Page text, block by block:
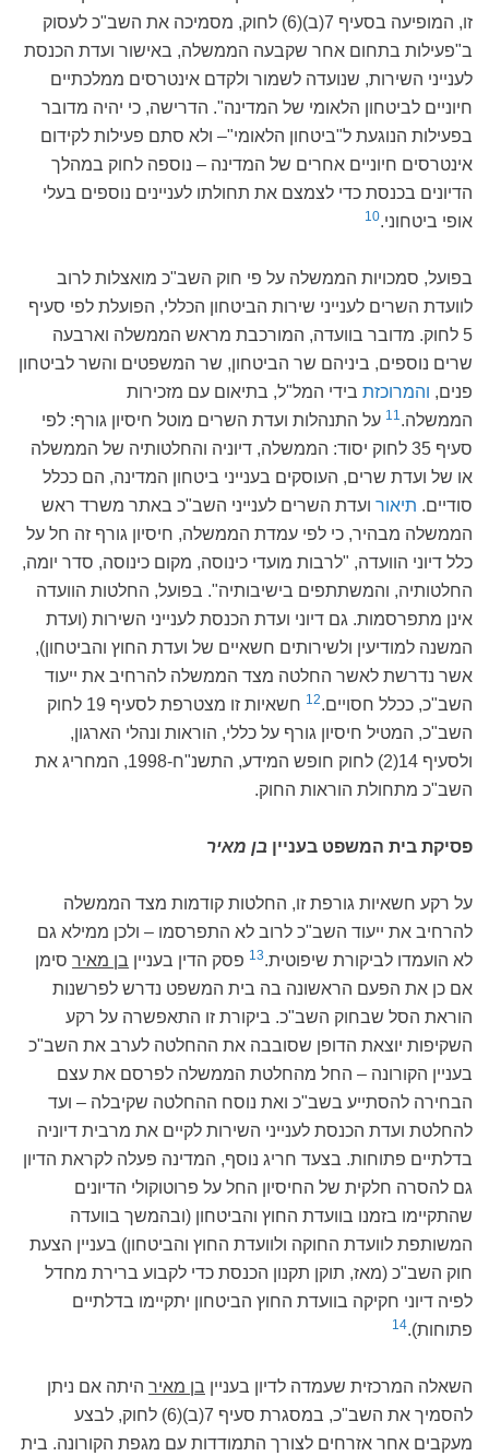
זו, המופיעה בסעיף 7(ב)(6) לחוק, מסמיכה את השב"כ לעסוק
ב"פעילות בתחום אחר שקבעה הממשלה, באישור ועדת הכנסת
לענייני השירות, שנועדה לשמור ולקדם אינטרסים ממלכתיים
חיוניים לביטחון הלאומי של המדינה". הדרישה, כי יהיה מדובר
בפעילות הנוגעת ל"ביטחון הלאומי"– ולא סתם פעילות לקידום
אינטרסים חיוניים אחרים של המדינה – נוספה לחוק במהלך
הדיונים בכנסת כדי לצמצם את תחולתו לעניינים נוספים בעלי
אופי ביטחוני.10
בפועל, סמכויות הממשלה על פי חוק השב"כ מואצלות לרוב
לוועדת השרים לענייני שירות הביטחון הכללי, הפועלת לפי סעיף
5 לחוק. מדובר בוועדה, המורכבת מראש הממשלה וארבעה
שרים נוספים, ביניהם שר הביטחון, שר המשפטים והשר לביטחון
פנים, והמרוכזת בידי המל"ל, בתיאום עם מזכירות
הממשלה. 11 על התנהלות ועדת השרים מוטל חיסיון גורף: לפי
סעיף 35 לחוק יסוד: הממשלה, דיוניה והחלטותיה של הממשלה
או של ועדת שרים, העוסקים בענייני ביטחון המדינה, הם ככלל
סודיים. תיאור ועדת השרים לענייני השב"כ באתר משרד ראש
הממשלה מבהיר, כי לפי עמדת הממשלה, חיסיון גורף זה חל על
כלל דיוני הוועדה, "לרבות מועדי כינוסה, מקום כינוסה, סדר יומה,
החלטותיה, והמשתתפים בישיבותיה". בפועל, החלטות הוועדה
אינן מתפרסמות. גם דיוני ועדת הכנסת לענייני השירות (ועדת
המשנה למודיעין ולשירותים חשאיים של ועדת החוץ והביטחון),
אשר נדרשת לאשר החלטה מצד הממשלה להרחיב את ייעוד
השב"כ, ככלל חסויים.12
חשאיות זו מצטרפת לסעיף 19 לחוק
השב"כ, המטיל חיסיון גורף על כללי, הוראות ונהלי הארגון,
ולסעיף 14(2) לחוק חופש המידע, התשנ"ח-1998, המחריג את
השב"כ מתחולת הוראות החוק.
פסיקת בית המשפט בעניין בן מאיר
על רקע חשאיות גורפת זו, החלטות קודמות מצד הממשלה
להרחיב את ייעוד השב"כ לרוב לא התפרסמו – ולכן ממילא גם
לא הועמדו לביקורת שיפוטית.13 פסק הדין בעניין בן מאיר סימן
אם כן את הפעם הראשונה בה בית המשפט נדרש לפרשנות
הוראת הסל שבחוק השב"כ. ביקורת זו התאפשרה על רקע
השקיפות יוצאת הדופן שסובבה את ההחלטה לערב את השב"כ
בעניין הקורונה – החל מהחלטת הממשלה לפרסם את עצם
הבחירה להסתייע בשב"כ ואת נוסח ההחלטה שקיבלה – ועד
להחלטת ועדת הכנסת לענייני השירות לקיים את מרבית דיוניה
בדלתיים פתוחות. בצעד חריג נוסף, המדינה פעלה לקראת הדיון
גם להסרה חלקית של החיסיון החל על פרוטוקולי הדיונים
שהתקיימו בזמנו בוועדת החוץ והביטחון (ובהמשך בוועדה
המשותפת לוועדת החוקה ולוועדת החוץ והביטחון) בעניין הצעת
חוק השב"כ (מאז, תוקן תקנון הכנסת כדי לקבוע ברירת מחדל
לפיה דיוני חקיקה בוועדת החוץ הביטחון יתקיימו בדלתיים
פתוחות).14
השאלה המרכזית שעמדה לדיון בעניין בן מאיר היתה אם ניתן
להסמיך את השב"כ, במסגרת סעיף 7(ב)(6) לחוק, לבצע
מעקבים אחר אזרחים לצורך התמודדות עם מגפת הקורונה. בית